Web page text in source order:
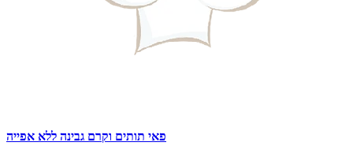
פאי תותים וקרם גבינה ללא אפייה